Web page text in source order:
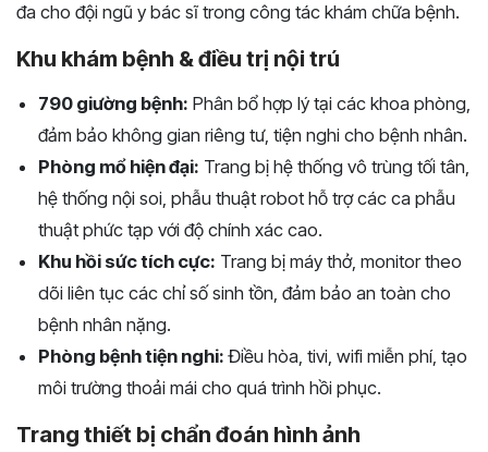
đa cho đội ngũ y bác sĩ trong công tác khám chữa bệnh.
Khu khám bệnh & điều trị nội trú
790 giường bệnh: Phân bổ hợp lý tại các khoa phòng,
đảm bảo không gian riêng tư, tiện nghi cho bệnh nhân.
Phòng mổ hiện đại: Trang bị hệ thống vô trùng tối tân,
hệ thống nội soi, phẫu thuật robot hỗ trợ các ca phẫu
thuật phức tạp với độ chính xác cao.
Khu hồi sức tích cực: Trang bị máy thở, monitor theo
dõi liên tục các chỉ số sinh tồn, đảm bảo an toàn cho
bệnh nhân nặng.
Phòng bệnh tiện nghi: Điều hòa, tivi, wifi miễn phí, tạo
môi trường thoải mái cho quá trình hồi phục.
Trang thiết bị chẩn đoán hình ảnh